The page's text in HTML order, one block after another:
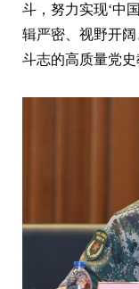
斗，努力实现‘中
辑严密、视野开
斗志的高质量党史